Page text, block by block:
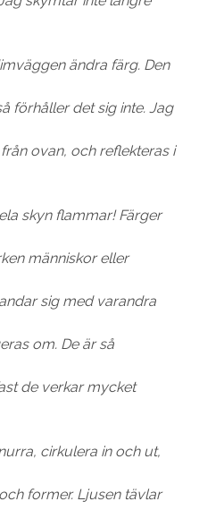
ändra färg. Den
förhåller det sig inte. Jag
ovan, och reflekteras i
skyn flammar! Färger
människor eller
sig med varandra
om. De är så
de verkar mycket
cirkulera in och ut,
former. Ljusen tävlar